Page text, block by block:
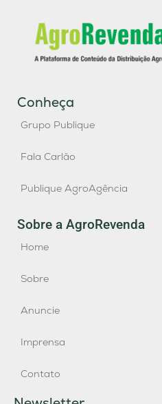
Conheça
Grupo Publique
Fala Carlão
Publique AgroAgência
Sobre a AgroRevenda
Home
Sobre
Anuncie
Imprensa
Contato